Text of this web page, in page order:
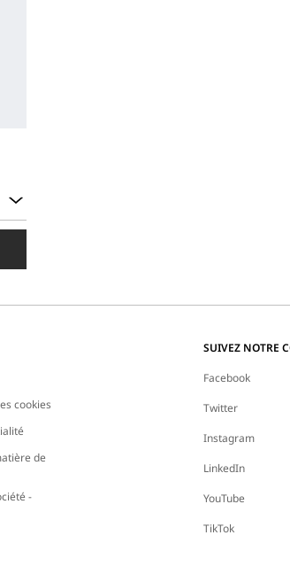
cookies
de
-
SUIVEZ NOTRE
Facebook
Twitter
Instagram
LinkedIn
YouTube
TikTok